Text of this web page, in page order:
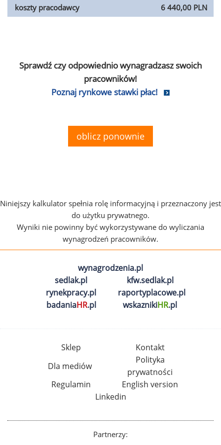
koszty pracodawcy
6 440,00 PLN
Sprawdź czy odpowiednio wynagradzasz swoich
pracowników!
Poznaj rynkowe stawki płac!
oblicz ponownie
Niniejszy kalkulator spełnia rolę informacyjną i przeznaczony jest
do użytku prywatnego.
Wyniki nie powinny być wykorzystywane do wyliczania
wynagrodzeń pracowników.
wynagrodzenia.pl
sedlak.pl
kfw.sedlak.pl
rynekpracy.pl
raportyplacowe.pl
badaniaHR.pl wskaznikiHR.pl
Sklep
Kontakt
Dla mediów
Polityka
prywatności
Regulamin
English version
Linkedin
Partnerzy: